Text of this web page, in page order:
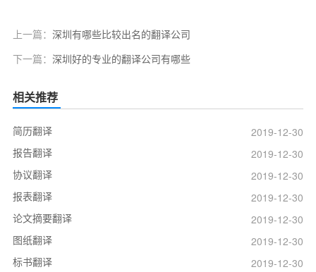
上一篇： 深圳有哪些比较出名的翻译公司
下一篇： 深圳好的专业的翻译公司有哪些
相关推荐
简历翻译
2019-12-30
报告翻译
2019-12-30
协议翻译
2019-12-30
报表翻译
2019-12-30
论文摘要翻译
2019-12-30
图纸翻译
2019-12-30
标书翻译
2019-12-30